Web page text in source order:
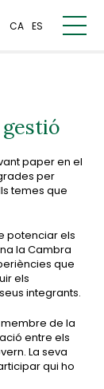
CA ES
paper en el
per
temes que
potenciar els
la Cambra
que
els
integrants.
de la
entre els
La seva
qui ho